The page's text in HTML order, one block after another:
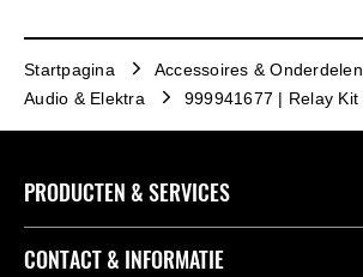
Startpagina Accessoires & Onderdelen
Audio & Elektra
999941677 | Relay Kit
PRODUCTEN & SERVICES
Accessoires & Onderdelen
CONTACT & INFORMATIE